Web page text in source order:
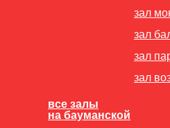
все залы
на бауманской
зал
зал
зал
зал